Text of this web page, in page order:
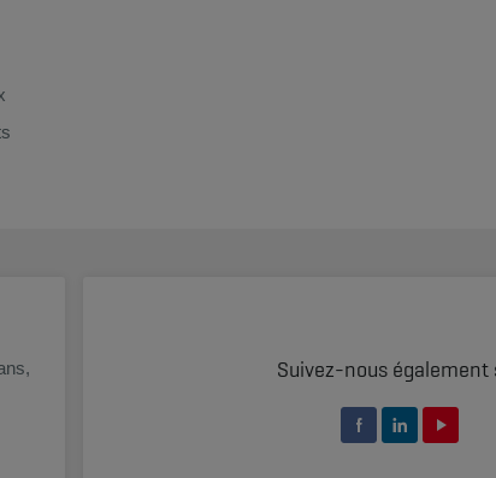
Suivez-nous également